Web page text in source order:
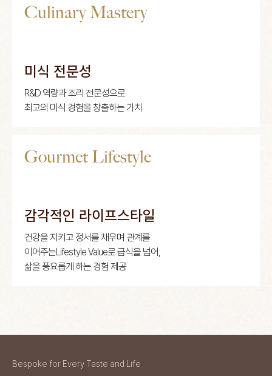
Culinary Mastery
미식 전문성
R&D 역량과 조리 전문성으로
최고의 미식 경험을 창출하는 가치
Gourmet Lifestyle
감각적인 라이프스타일
건강을 지키고 정서를 채우며 관계를
이어주는Lifestyle Value로 급식을 넘어,
삶을 풍요롭게 하는 경험 제공
Bespoke for Every Taste and Life